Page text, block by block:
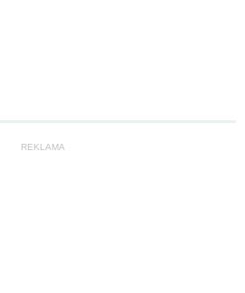
REKLAMA